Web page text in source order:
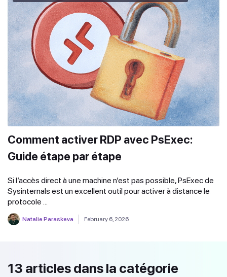
Comment activer RDP avec PsExec:
Guide étape par étape
Si l’accès direct à une machine n’est pas possible, PsExec de
Sysinternals est un excellent outil pour activer à distance le
protocole ...
Natalie Paraskeva February 6, 2026
13 articles dans la catégorie